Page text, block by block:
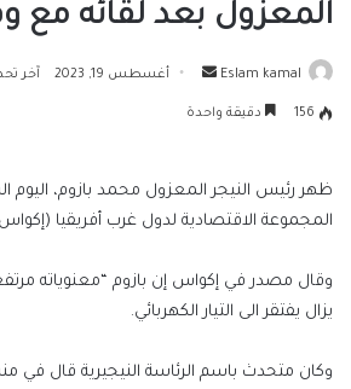
المعزول بعد لقائه مع
Eslam kamal
أرسل أغسطس 19, 2023 آخر
156 دقيقة واحدة
ظهر رئيس النيجر المعزول محمد بازوم،
المجموعة الاقتصادية لدول غرب أفريقيا
وقال مصدر في إكواس إن بازوم “معنوياته
يزال يفتقر الى التيار الكهربائي.
وكان متحدث باسم الرئاسة النيجيرية قال في